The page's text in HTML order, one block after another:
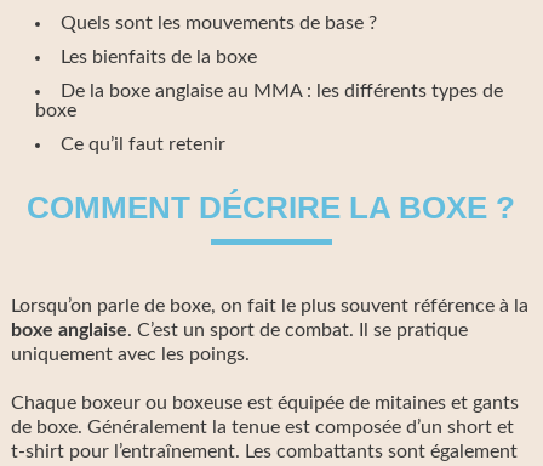
Quels sont les mouvements de base ?
Les bienfaits de la boxe
De la boxe anglaise au MMA : les différents types de
boxe
Ce qu’il faut retenir
COMMENT DÉCRIRE LA BOXE ?
Lorsqu’on parle de boxe, on fait le plus souvent référence à la
boxe anglaise. C’est un sport de combat. Il se pratique
uniquement avec les poings.
Chaque boxeur ou boxeuse est équipée de mitaines et gants
de boxe. Généralement la tenue est composée d’un short et
t-shirt pour l’entraînement. Les combattants sont également